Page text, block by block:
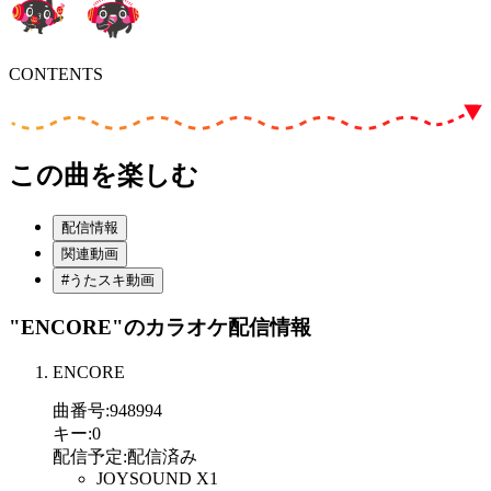
CONTENTS
この曲を楽しむ
配信情報
関連動画
#うたスキ動画
"ENCORE"のカラオケ配信情報
ENCORE
曲番号:948994
キー:0
配信予定:配信済み
JOYSOUND X1